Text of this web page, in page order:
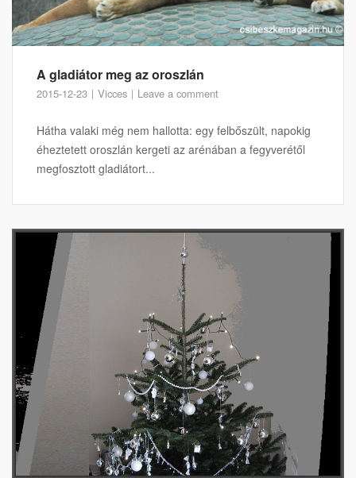
A gladiátor meg az oroszlán
2015-12-23 Vicces Leave a comment
Hátha valaki még nem hallotta: egy felbőszült, napokig
éheztetett oroszlán kergeti az arénában a fegyverétől
megfosztott gladiátort...